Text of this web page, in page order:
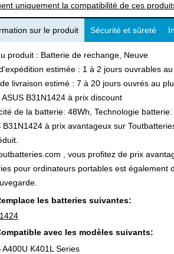
uniquement la compatibilité de ces
sur le produit Sécurité et sûreté
produit : Batterie de rechange, Neuve
estimée : 1 à 2 jours ouvrables
livraison estimé : 7 à 20 jours ouvrés au
ASUS B31N1424 à prix discount
de la batterie: 48Wh, Technologie
B31N1424 à prix avantageux sur
, vous profitez de prix
pour ordinateurs portables est également
les batteries suivantes:
avec les modèles suivants:
A400U K401L Series